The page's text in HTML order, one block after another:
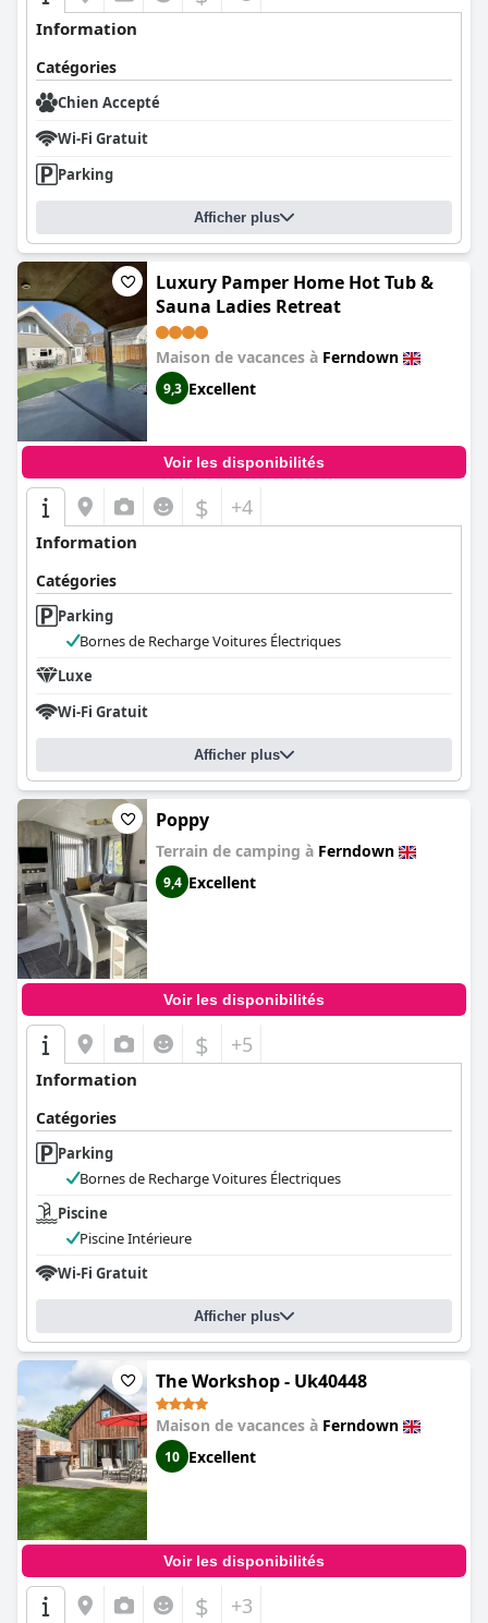
Information
Catégories
Chien Accepté
Wi-Fi Gratuit
Parking
Afficher plus
Luxury Pamper Home Hot Tub &
Sauna Ladies Retreat
Maison de vacances à Ferndown
9,3 Excellent
Voir les disponibilités
$ +4
Information
Catégories
Parking
Bornes de Recharge Voitures Électriques
Luxe
Wi-Fi Gratuit
Afficher plus
Poppy
Terrain de camping à Ferndown
9,4 Excellent
Voir les disponibilités
$ +5
Information
Catégories
Parking
Bornes de Recharge Voitures Électriques
Piscine
Piscine Intérieure
Wi-Fi Gratuit
Afficher plus
The Workshop - Uk40448
Maison de vacances à Ferndown
10 Excellent
Voir les disponibilités
$ +3